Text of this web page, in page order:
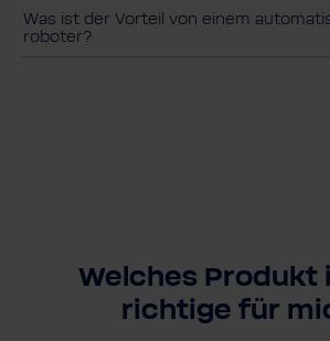
Was ist der Vorteil von einem
ro­boter?
Welches Produkt
richtige für